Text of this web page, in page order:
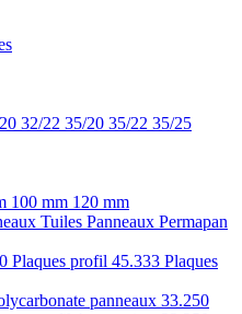
32/22 35/20 35/22 35/25
100 mm 120 mm
Tuiles Panneaux Permapan
Plaques profil 45.333 Plaques
panneaux 33.250